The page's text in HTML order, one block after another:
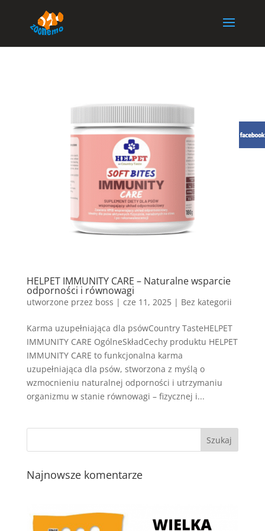
HELPET IMMUNITY CARE – Naturalne wsparcie
odporności i równowagi
utworzone przez boss | cze 11, 2025| Bez kategorii
Karma uzupełniająca dla psówCountry TasteHELPET
IMMUNITY CARE OgólneSkładCechy produktu HELPET
IMMUNITY CARE to funkcjonalna karma
uzupełniająca dla psów, stworzona z myślą o
wzmocnieniu naturalnej odporności i utrzymaniu
organizmu w stanie równowagi – fizycznej i...
Najnowsze komentarze